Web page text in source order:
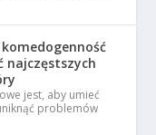
najczęstszych
jest, aby umieć
problemów